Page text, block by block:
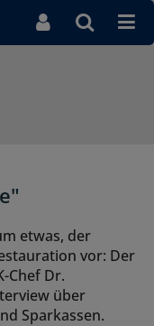
etwas, der
vor: Der
Chef Dr.
über
Sparkassen.